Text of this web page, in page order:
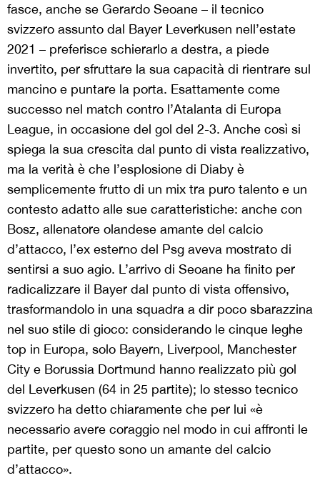
fasce, anche se Gerardo Seoane – il tecnico
svizzero assunto dal Bayer Leverkusen nell’estate
2021 – preferisce schierarlo a destra, a piede
invertito, per sfruttare la sua capacità di rientrare sul
mancino e puntare la porta. Esattamente come
successo nel match contro l’Atalanta di Europa
League, in occasione del gol del 2-3. Anche così si
spiega la sua crescita dal punto di vista realizzativo,
ma la verità è che l’esplosione di Diaby è
semplicemente frutto di un mix tra puro talento e un
contesto adatto alle sue caratteristiche: anche con
Bosz, allenatore olandese amante del calcio
d’attacco, l’ex esterno del Psg aveva mostrato di
sentirsi a suo agio. L’arrivo di Seoane ha finito per
radicalizzare il Bayer dal punto di vista offensivo,
trasformandolo in una squadra a dir poco sbarazzina
nel suo stile di gioco: considerando le cinque leghe
top in Europa, solo Bayern, Liverpool, Manchester
City e Borussia Dortmund hanno realizzato più gol
del Leverkusen (64 in 25 partite); lo stesso tecnico
svizzero ha detto chiaramente che per lui «è
necessario avere coraggio nel modo in cui affronti le
partite, per questo sono un amante del calcio
d’attacco».